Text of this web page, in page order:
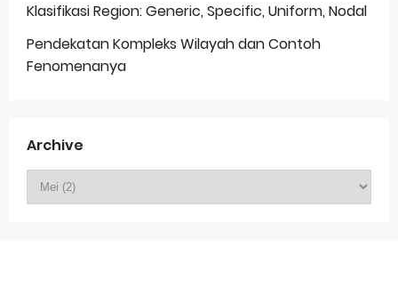
Klasifikasi Region: Generic, Specific, Uniform, Nodal
Pendekatan Kompleks Wilayah dan Contoh
Fenomenanya
Archive